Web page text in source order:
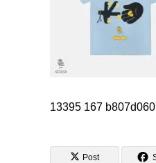
13395 167
Post